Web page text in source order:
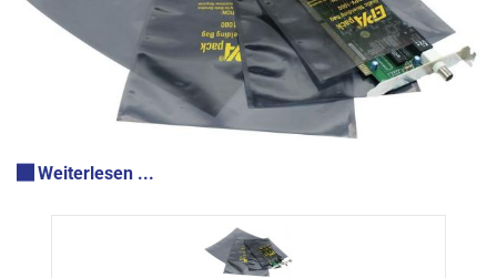
Weiterlesen ...